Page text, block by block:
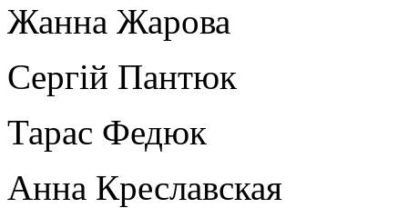
Жанна Жарова
Сергій Пантюк
Тарас Федюк
Анна Креславская